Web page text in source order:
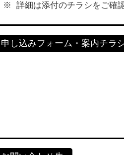
詳細は添付のチラシをご確